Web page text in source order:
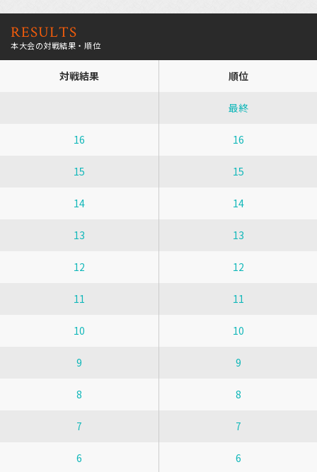
RESULTS
本大会の対戦結果・順位
対戦結果 順位
最終
16 16
15 15
14 14
13 13
12 12
11 11
10 10
9 9
8 8
7 7
6 6